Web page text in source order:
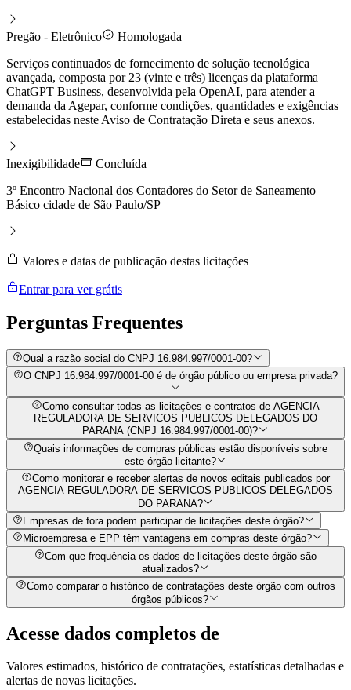
Pregão - Eletrônico
Homologada
Serviços continuados de fornecimento de solução tecnológica
avançada, composta por 23 (vinte e três) licenças da plataforma
ChatGPT Business, desenvolvida pela OpenAI, para atender a
demanda da Agepar, conforme condições, quantidades e exigências
estabelecidas neste Aviso de Contratação Direta e seus anexos.
Inexigibilidade
Concluída
3º Encontro Nacional dos Contadores do Setor de Saneamento
Básico cidade de São Paulo/SP
Valores e datas de publicação destas licitações
Entrar para ver grátis
Perguntas Frequentes
Qual a razão social do CNPJ 16.984.997/0001-00?
O CNPJ 16.984.997/0001-00 é de órgão público ou empresa privada?
Como consultar todas as licitações e contratos de AGENCIA
REGULADORA DE SERVICOS PUBLICOS DELEGADOS DO
PARANA (CNPJ 16.984.997/0001-00)?
Quais informações de compras públicas estão disponíveis sobre
este órgão licitante?
Como monitorar e receber alertas de novos editais publicados por
AGENCIA REGULADORA DE SERVICOS PUBLICOS DELEGADOS
DO PARANA?
Empresas de fora podem participar de licitações deste órgão?
Microempresa e EPP têm vantagens em compras deste órgão?
Com que frequência os dados de licitações deste órgão são
atualizados?
Como comparar o histórico de contratações deste órgão com outros
órgãos públicos?
Acesse dados completos de
Valores estimados, histórico de contratações, estatísticas detalhadas e
alertas de novas licitações.